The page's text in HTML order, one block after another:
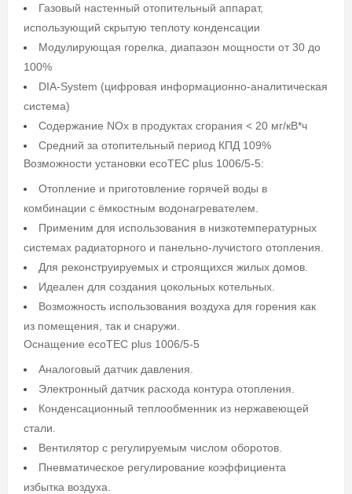
Газовый настенный отопительный аппарат,
использующий скрытую теплоту конденсации
Модулирующая горелка, диапазон мощности от 30 до
100%
DIA-System (цифровая информационно-аналитическая
система)
Содержание NOx в продуктах сгорания < 20 мг/кВ*ч
Средний за отопительный период КПД 109%
Возможности установки ecoTEC plus 1006/5-5:
Отопление и приготовление горячей воды в
комбинации с ёмкостным водонагревателем.
Применим для использования в низкотемпературных
системах радиаторного и панельно-лучистого отопления.
Для реконструируемых и строящихся жилых домов.
Идеален для создания цокольных котельных.
Возможность использования воздуха для горения как
из помещения, так и снаружи.
Оснащение ecoTEC plus 1006/5-5
Аналоговый датчик давления.
Электронный датчик расхода контура отопления.
Конденсационный теплообменник из нержавеющей
стали.
Вентилятор с регулируемым числом оборотов.
Пневматическое регулирование коэффициента
избытка воздуха.